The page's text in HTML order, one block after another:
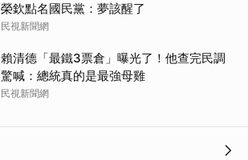
榮欽點名國民黨：夢該醒了
民視新聞網
賴清德「最鐵3票倉」曝光了！他查完民調
驚喊：總統真的是最強母雞
民視新聞網